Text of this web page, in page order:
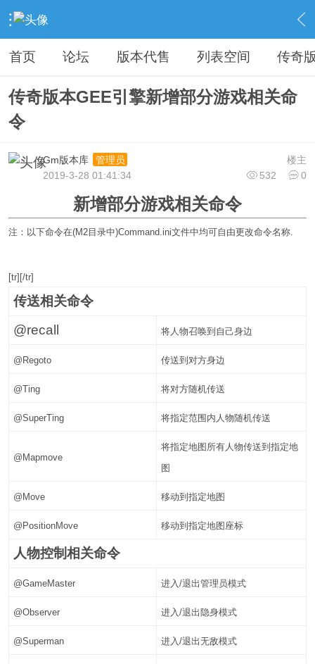
› 教程广告专区 › 视屏教程学习 › 内容
首页 论坛 版本代售 列表空间 传奇
传奇版本GEE引擎新增部分游戏相关命
令
楼主
Gm版本库
管理员
532
0
2019-3-28 01:41:34
新增部分游戏相关命令
注：以下命令在(M2目录中)Command.ini文件中均可自由更改命令名称.
[tr][/tr]
传送相关命令
@recall
将人物召唤到自己身边
@Regoto 传送到对方身边
@Ting 将对方随机传送
@SuperTing 将指定范围内人物随机传送
@Mapmove
将指定地图所有人物传送到指定地
图
@Move 移动到指定地图
@PositionMove 移动到指定地图座标
人物控制相关命令
@GameMaster 进入/退出管理员模式
@Observer 进入/退出隐身模式
@Superman 进入/退出无敌模式